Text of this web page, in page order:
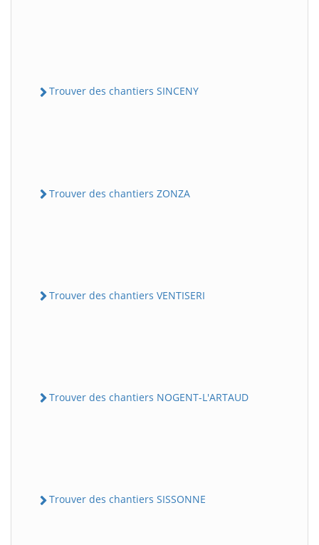
Trouver des chantiers SINCENY
Trouver des chantiers ZONZA
Trouver des chantiers VENTISERI
Trouver des chantiers NOGENT-L'ARTAUD
Trouver des chantiers SISSONNE